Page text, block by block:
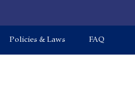
Footer menu
FAQ
Policies & Laws